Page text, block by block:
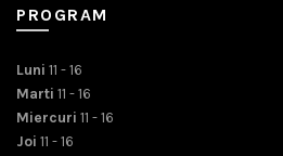
PROGRAM
Luni 11 - 16
Marti 11 - 16
Miercuri 11 - 16
Joi 11 - 16